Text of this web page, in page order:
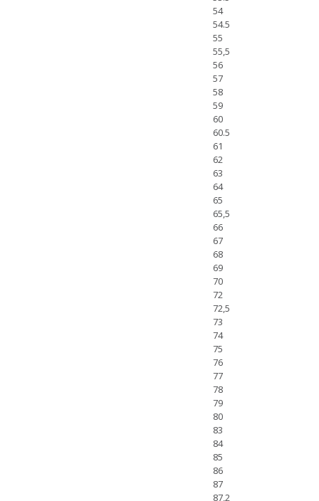
54
54.5
55
55,5
56
57
58
59
60
60.5
61
62
63
64
65
65,5
66
67
68
69
70
72
72,5
73
74
75
76
77
78
79
80
83
84
85
86
87
87,2